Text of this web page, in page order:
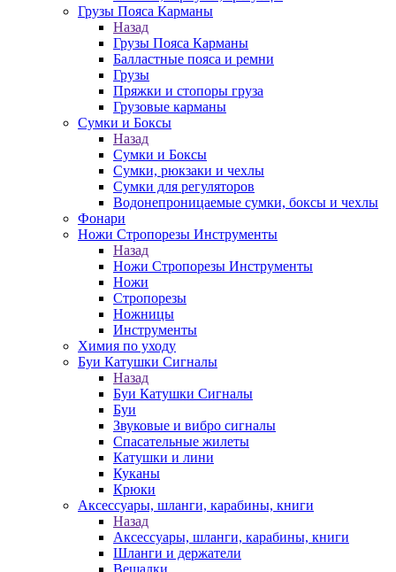
Грузы Пояса Карманы
Назад
Грузы Пояса Карманы
Балластные пояса и ремни
Грузы
Пряжки и стопоры груза
Грузовые карманы
Сумки и Боксы
Назад
Сумки и Боксы
Сумки, рюкзаки и чехлы
Сумки для регуляторов
Водонепроницаемые сумки, боксы и чехлы
Фонари
Ножи Стропорезы Инструменты
Назад
Ножи Стропорезы Инструменты
Ножи
Стропорезы
Ножницы
Инструменты
Химия по уходу
Буи Катушки Сигналы
Назад
Буи Катушки Сигналы
Буи
Звуковые и вибро сигналы
Спасательные жилеты
Катушки и лини
Куканы
Крюки
Аксессуары, шланги, карабины, книги
Назад
Аксессуары, шланги, карабины, книги
Шланги и держатели
Вешалки